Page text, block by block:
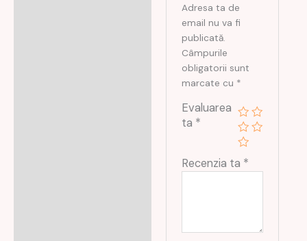
Adresa ta de
email nu va fi
publicată.
Câmpurile
obligatorii sunt
marcate cu *
Evaluarea
ta *
Recenzia ta *